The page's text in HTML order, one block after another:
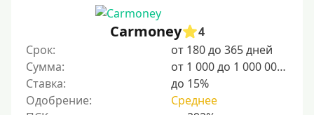
Сумма (рублей)
200 руб
300 руб
400 руб
Carmoney
4
Срок:
от 180 до 365 дней
Сумма:
от 1 000 до 1 000 000 ₽
Ставка:
до 15%
Одобрение:
Среднее